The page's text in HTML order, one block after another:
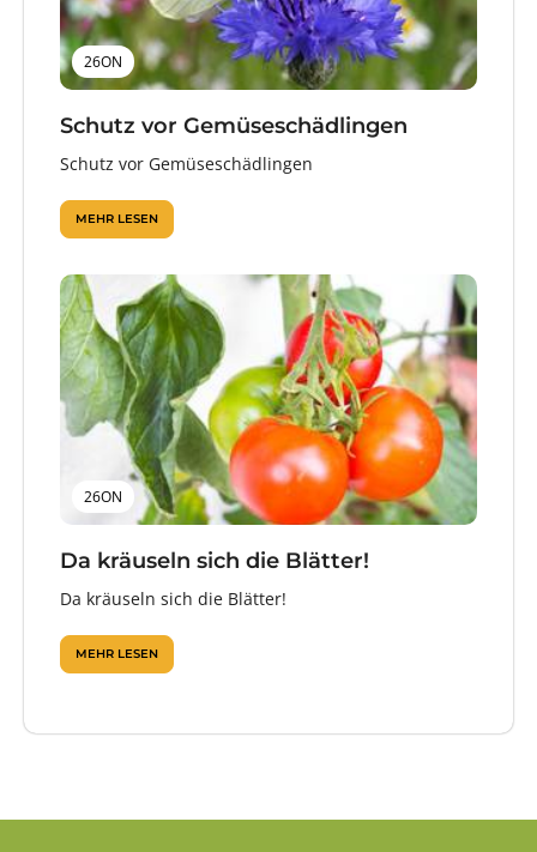
26ON
Schutz vor Gemüseschädlingen
Schutz vor Gemüseschädlingen
MEHR LESEN
26ON
Da kräuseln sich die Blätter!
Da kräuseln sich die Blätter!
MEHR LESEN